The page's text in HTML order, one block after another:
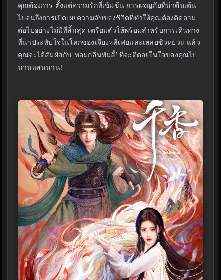
คุณต้องการ ตั้งแต่ความรักที่เข้มข้น การผจญภัยที่น่าตื่นเต้น
ไปจนถึงการเปิดเผยความลับของชีวิตที่ทำให้คุณต้องติดตาม
ต่อไปอย่างไม่มีที่สิ้นสุด เตรียมตัวให้พร้อมสำหรับการเดินทาง
ที่น่าประทับใจในโลกของเจียงหลีเฟยและเหลยซิวหย่วน แล้ว
คุณจะได้สัมผัสกับ ‘หอมกลิ่นพันลี้’ ที่จะติดอยู่ในใจของคุณไป
นานแสนนาน!